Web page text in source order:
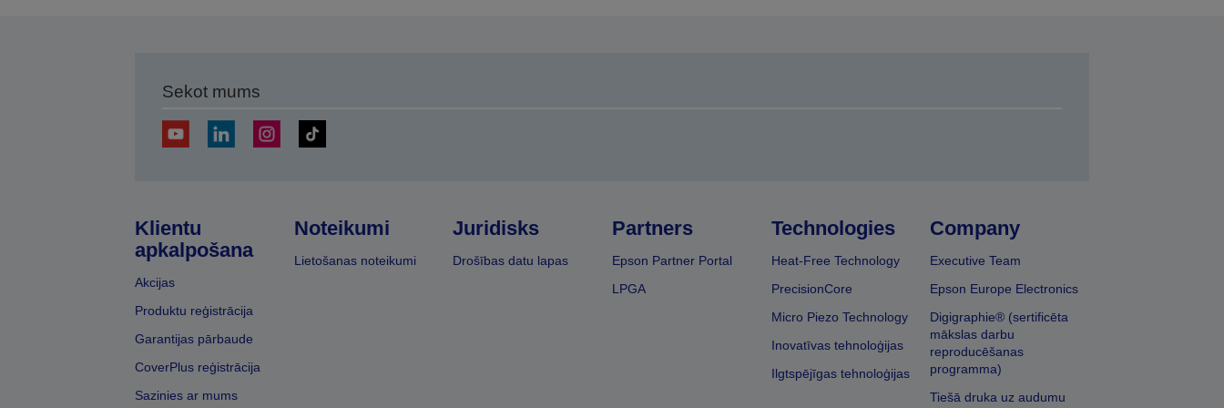
Sekot mums
Klientu
apkalpošana
Akcijas
Produktu reģistrācija
Garantijas pārbaude
CoverPlus reģistrācija
Sazinies ar mums
Noteikumi
Lietošanas noteikumi
Juridisks
Drošības datu lapas
Partners
Epson Partner Portal
LPGA
Technologies
Heat-Free Technology
PrecisionCore
Micro Piezo Technology
Inovatīvas tehnoloģijas
Ilgtspējīgas tehnoloģijas
Company
Executive Team
Epson Europe Electronics
Digigraphie® (sertificēta
mākslas darbu
reproducēšanas
programma)
Tiešā druka uz audumu